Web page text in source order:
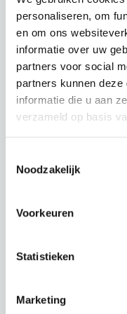
personaliseren, om
en om ons
informatie over uw
partners voor social
partners kunnen
informatie die u aan
verzameld op basis
Noodzakelijk
Voorkeuren
Statistieken
Marketing
Verzendkosten
Gratis verzending
Totaalprijs
€16,99
Toevoegen
Wil je een
Stop dit